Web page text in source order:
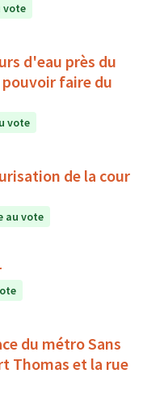
vote
d'eau près du
faire du
vote
de la cour
au vote
du métro Sans
Thomas et la rue